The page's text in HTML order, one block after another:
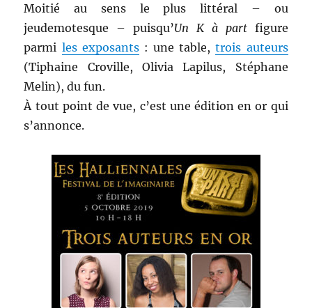
Moitié au sens le plus littéral – ou
jeudemotesque – puisqu’Un K à partfigure
parmi les exposants: une table,trois auteurs
(Tiphaine Croville, Olivia Lapilus, Stéphane
Melin), du fun.
À tout point de vue, c’est une édition en or qui
s’annonce.